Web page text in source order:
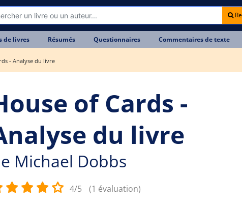
de livres Résumés Questionnaires Commentaires de texte
- Analyse du livre
of Cards -
du livre
Michael Dobbs
4/5 (1 évaluation)